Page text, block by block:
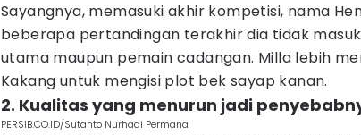
Sayangnya, memasuki akhir kompetisi, nama
beberapa pertandingan terakhir dia tidak
utama maupun pemain cadangan. Milla lebih
Kakang untuk mengisi plot bek sayap kanan.
2. Kualitas yang menurun jadi
PERSIB.CO.ID/Sutanto Nurhadi Permana